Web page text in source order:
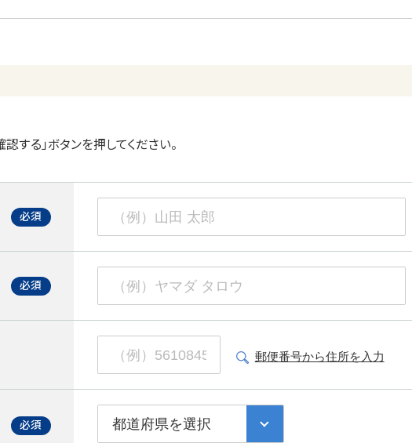
する」ボタンを押してください。
郵便番号から住所を入力